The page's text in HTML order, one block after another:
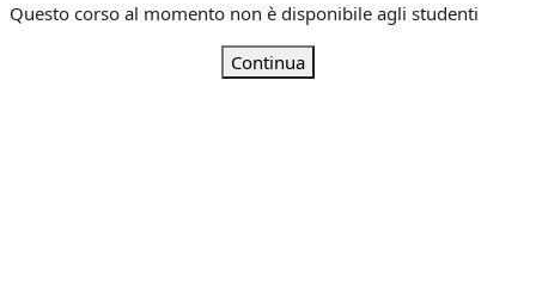
Questo corso al momento non è disponibile agli studenti
Continua